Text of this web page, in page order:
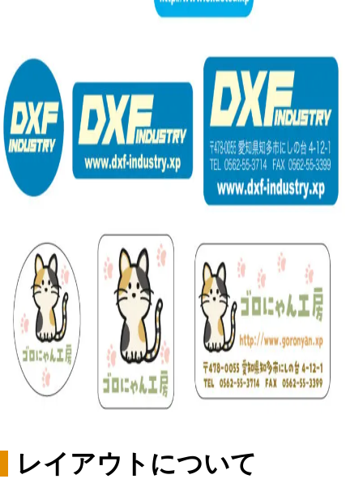
レイアウトについて